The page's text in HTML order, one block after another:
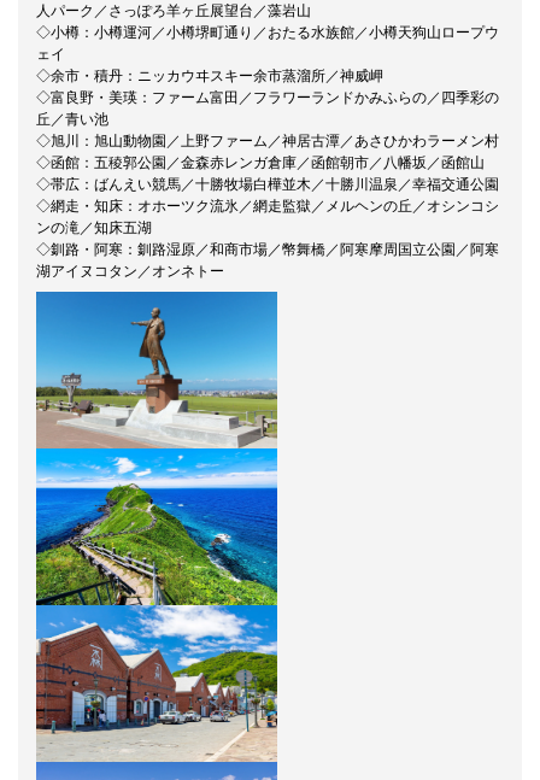
人パーク／さっぽろ羊ヶ丘展望台／藻岩山
◇小樽：小樽運河／小樽堺町通り／おたる水族館／小樽天狗山ロープウ
ェイ
◇余市・積丹：ニッカウヰスキー余市蒸溜所／神威岬
◇富良野・美瑛：ファーム富田／フラワーランドかみふらの／四季彩の
丘／青い池
◇旭川：旭山動物園／上野ファーム／神居古潭／あさひかわラーメン村
◇函館：五稜郭公園／金森赤レンガ倉庫／函館朝市／八幡坂／函館山
◇帯広：ばんえい競馬／十勝牧場白樺並木／十勝川温泉／幸福交通公園
◇網走・知床：オホーツク流氷／網走監獄／メルヘンの丘／オシンコシ
ンの滝／知床五湖
◇釧路・阿寒：釧路湿原／和商市場／幣舞橋／阿寒摩周国立公園／阿寒
湖アイヌコタン／オンネトー